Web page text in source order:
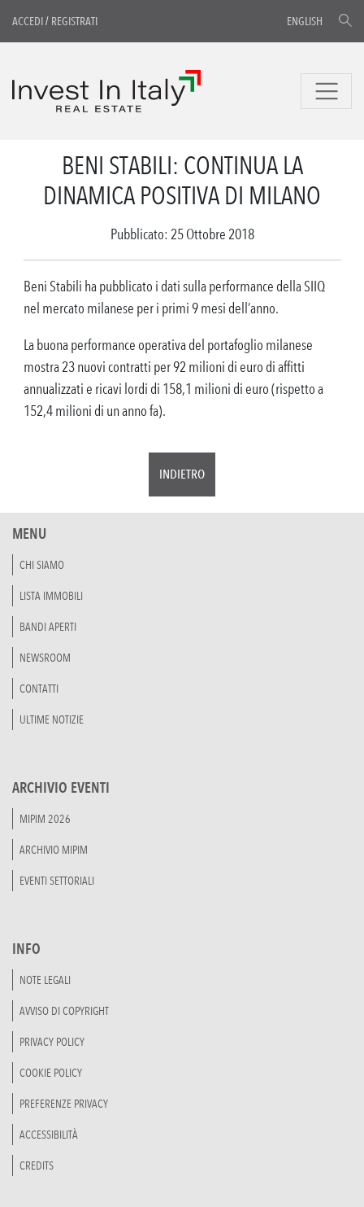
ACCEDI/ REGISTRATI ENGLISH
BENI STABILI: CONTINUA LA
DINAMICA POSITIVA DI MILANO
Pubblicato: 25 Ottobre 2018
Beni Stabili ha pubblicato i dati sulla performance della SIIQ
nel mercato milanese per i primi 9 mesi dell’anno.
La buona performance operativa del portafoglio milanese
mostra 23 nuovi contratti per 92 milioni di euro di affitti
annualizzati e ricavi lordi di 158,1 milioni di euro (rispetto a
152,4 milioni di un anno fa).
INDIETRO
MENU
CHI SIAMO
LISTA IMMOBILI
BANDI APERTI
NEWSROOM
CONTATTI
ULTIME NOTIZIE
ARCHIVIO EVENTI
MIPIM 2026
ARCHIVIO MIPIM
EVENTI SETTORIALI
INFO
NOTE LEGALI
AVVISO DI COPYRIGHT
PRIVACY POLICY
COOKIE POLICY
PREFERENZE PRIVACY
ACCESSIBILITÀ
CREDITS